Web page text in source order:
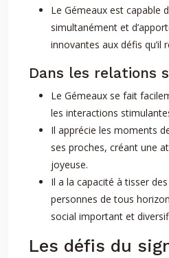
Le Gémeaux est capable
simultanément et
innovantes aux défis qu’il
Dans les relations
Le Gémeaux se fait
les interactions
Il apprécie les moments
ses proches, créant une
joyeuse.
Il a la capacité à tisser
personnes de tous
social important et
Les défis du